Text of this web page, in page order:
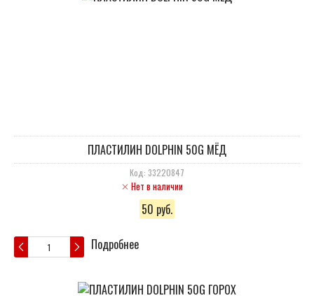
ПЛАСТИЛИН DOLPHIN 50G МЁД
Код: 33220847
Нет в наличии
50 руб.
Подробнее